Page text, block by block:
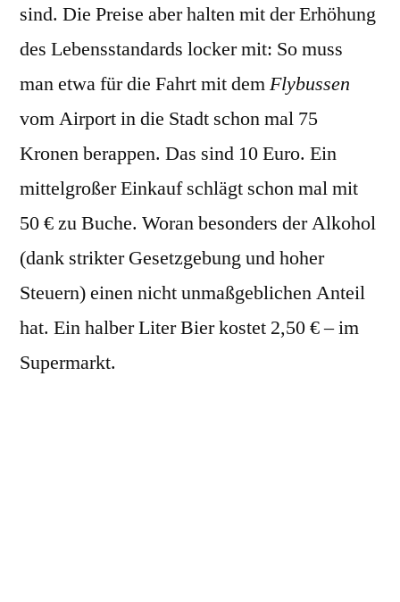
sind. Die Preise aber halten mit der Erhöhung
des Lebensstandards locker mit: So muss
man etwa für die Fahrt mit demFlybussen
vom Airport in die Stadt schon mal 75
Kronen berappen. Das sind 10 Euro. Ein
mittelgroßer Einkauf schlägt schon mal mit
50 € zu Buche. Woran besonders der Alkohol
(dank strikter Gesetzgebung und hoher
Steuern) einen nicht unmaßgeblichen Anteil
hat. Ein halber Liter Bier kostet 2,50 € – im
Supermarkt.